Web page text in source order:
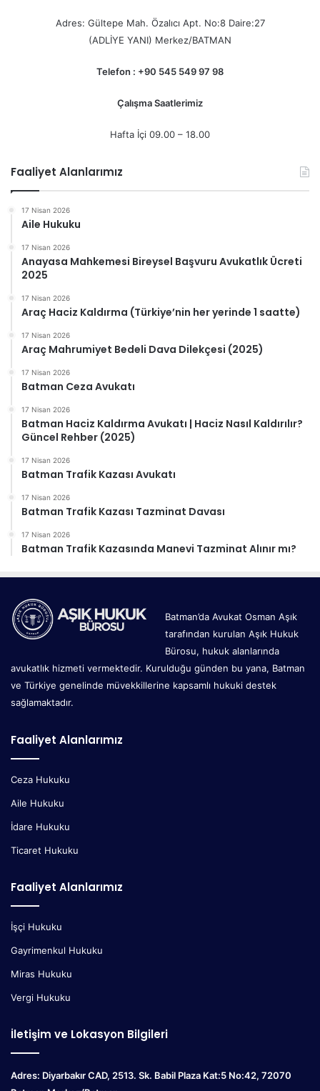
Adres: Gültepe Mah. Özalıcı Apt. No:8 Daire:27
(ADLİYE YANI) Merkez/BATMAN
Telefon : +90 545 549 97 98
Çalışma Saatlerimiz
Hafta İçi 09.00 – 18.00
Faaliyet Alanlarımız
17 Nisan 2026
Aile Hukuku
17 Nisan 2026
Anayasa Mahkemesi Bireysel Başvuru Avukatlık Ücreti
2025
17 Nisan 2026
Araç Haciz Kaldırma (Türkiye’nin her yerinde 1 saatte)
17 Nisan 2026
Araç Mahrumiyet Bedeli Dava Dilekçesi (2025)
17 Nisan 2026
Batman Ceza Avukatı
17 Nisan 2026
Batman Haciz Kaldırma Avukatı | Haciz Nasıl Kaldırılır?
Güncel Rehber (2025)
17 Nisan 2026
Batman Trafik Kazası Avukatı
17 Nisan 2026
Batman Trafik Kazası Tazminat Davası
17 Nisan 2026
Batman Trafik Kazasında Manevi Tazminat Alınır mı?
Batman’da Avukat Osman Aşık
tarafından kurulan Aşık Hukuk
Bürosu, hukuk alanlarında
avukatlık hizmeti vermektedir. Kurulduğu günden bu yana, Batman
ve Türkiye genelinde müvekkillerine kapsamlı hukuki destek
sağlamaktadır.
Faaliyet Alanlarımız
Ceza Hukuku
Aile Hukuku
İdare Hukuku
Ticaret Hukuku
Faaliyet Alanlarımız
İşçi Hukuku
Gayrimenkul Hukuku
Miras Hukuku
Vergi Hukuku
İletişim ve Lokasyon Bilgileri
Adres: Diyarbakır CAD, 2513. Sk. Babil Plaza Kat:5 No:42, 72070